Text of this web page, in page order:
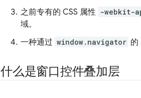
之前专有的 CSS 属性 -webkit-
域。
一种通过 window.navigator 的
什么是窗口控件叠加层